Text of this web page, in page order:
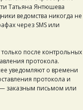
Татьяна Янтюшева
ведомства никогда не
через SMS или
после контрольных
протокола.
уведомляют о времени
протокола и
заказным письмом или